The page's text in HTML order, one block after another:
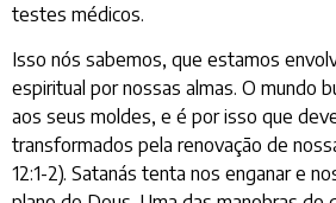
testes médicos.
Isso nós sabemos, que estamos
espiritual por nossas almas. O mundo
aos seus moldes, e é por isso que
transformados pela renovação de
12:1-2). Satanás tenta nos enganar e